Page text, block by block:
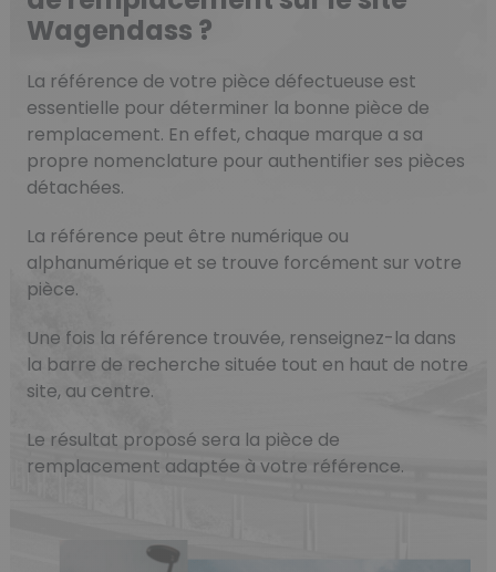
Wagendass ?
La référence de votre pièce défectueuse est
essentielle pour déterminer la bonne pièce de
remplacement. En effet, chaque marque a sa
propre nomenclature pour authentifier ses pièces
détachées.
La référence peut être numérique ou
alphanumérique et se trouve forcément sur votre
pièce.
Une fois la référence trouvée, renseignez-la dans
la barre de recherche située tout en haut de notre
site, au centre.
Le résultat proposé sera la pièce de
remplacement adaptée à votre référence.